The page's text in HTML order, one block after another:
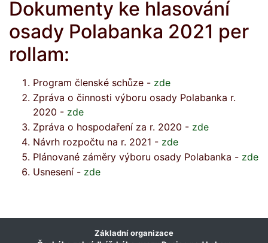
Dokumenty ke hlasování
osady Polabanka 2021 per
rollam:
Program členské schůze - zde
Zpráva o činnosti výboru osady Polabanka r.
2020 - zde
Zpráva o hospodaření za r. 2020 - zde
Návrh rozpočtu na r. 2021 - zde
Plánované záměry výboru osady Polabanka - zde
Usnesení - zde
Základní organizace